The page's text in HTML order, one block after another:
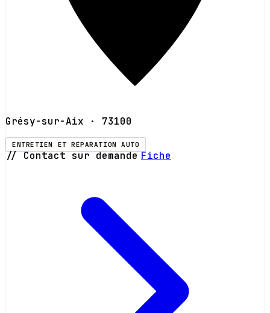
Grésy-sur-Aix · 73100
ENTRETIEN ET RÉPARATION AUTO
// Contact sur demande Fiche